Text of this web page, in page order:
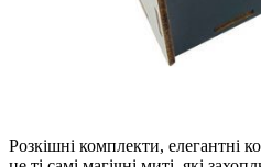
Розкішні комплекти, елегантні